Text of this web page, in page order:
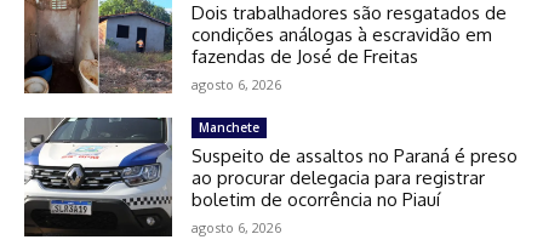
Dois trabalhadores são resgatados de
condições análogas à escravidão em
fazendas de José de Freitas
agosto 6, 2026
Manchete
Suspeito de assaltos no Paraná é preso
ao procurar delegacia para registrar
boletim de ocorrência no Piauí
agosto 6, 2026